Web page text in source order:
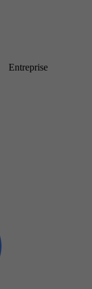
Entreprise